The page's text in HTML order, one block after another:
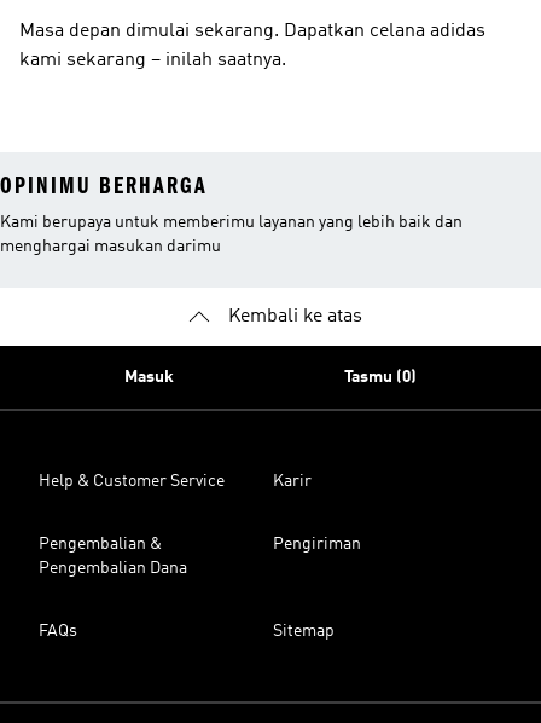
Masa depan dimulai sekarang. Dapatkan celana adidas
kami sekarang – inilah saatnya.
OPINIMU BERHARGA
Kami berupaya untuk memberimu layanan yang lebih baik dan
menghargai masukan darimu
Kembali ke atas
Masuk Tasmu (0)
Help & Customer Service Karir
Pengembalian &
Pengembalian Dana
Pengiriman
FAQs Sitemap